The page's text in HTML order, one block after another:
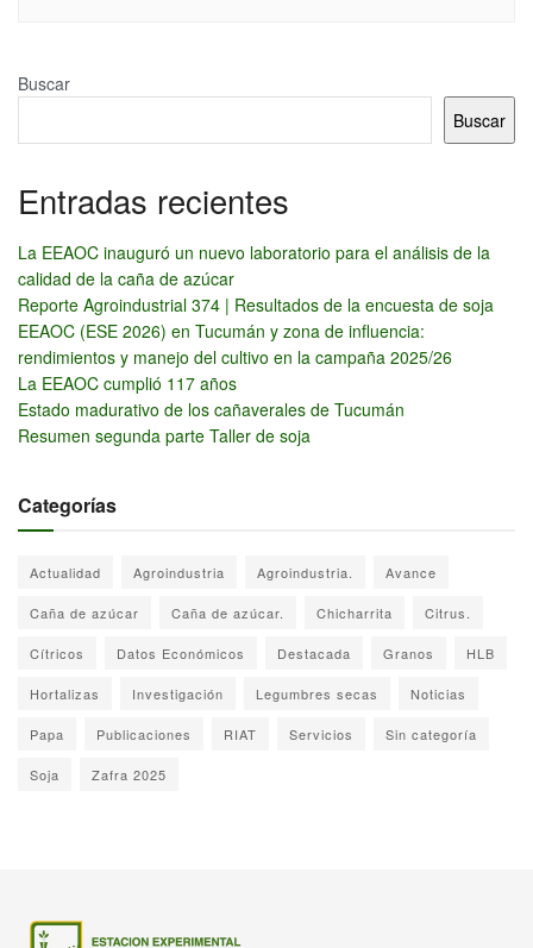
Buscar
Buscar
Entradas recientes
La EEAOC inauguró un nuevo laboratorio para el análisis de la
calidad de la caña de azúcar
Reporte Agroindustrial 374 | Resultados de la encuesta de soja
EEAOC (ESE 2026) en Tucumán y zona de influencia:
rendimientos y manejo del cultivo en la campaña 2025/26
La EEAOC cumplió 117 años
Estado madurativo de los cañaverales de Tucumán
Resumen segunda parte Taller de soja
Categorías
Actualidad Agroindustria Agroindustria. Avance
Caña de azúcar Caña de azúcar. Chicharrita Citrus.
Cítricos Datos Económicos Destacada Granos HLB
Hortalizas Investigación Legumbres secas Noticias
Papa Publicaciones RIAT Servicios Sin categoría
Soja Zafra 2025